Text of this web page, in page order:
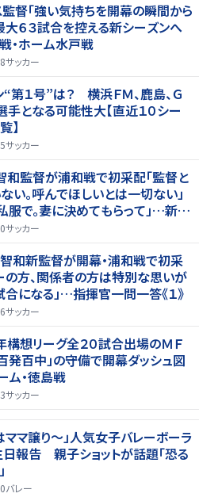
監督「強い気持ちを開幕の瞬間から
大６３試合を控える新シーズンへ
・ホーム水戸戦
サッカー
“第１号”は？ 横浜ＦＭ、鹿島、Ｇ
手となる可能性大【直近１０シー
】
サッカー
和監督が浦和戦で初采配「監督と
い。呼んでほしいとは一切ない」
服で。妻に決めてもらって」…新指
２》
サッカー
和新監督が開幕・浦和戦で初采
の方、関係者の方は特別な思いが
合になる」…指揮官一問一答《１》
サッカー
年構想リーグ全２０試合出場のＭＦ
百中」の守備で開幕ダッシュ図
ム・徳島戦
サッカー
ママ譲り～」人気女子バレーボーラ
報告 親子ショットが話題「恐る
バレー